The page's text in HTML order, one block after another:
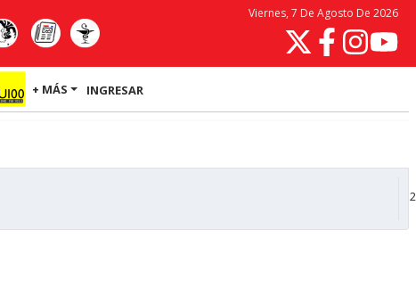
Viernes, 7 De Agosto De 2026
+ MÁS INGRESAR